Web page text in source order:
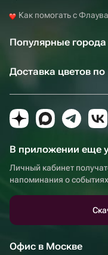
Как помогать с
Популярные города
Доставка цветов по
В приложении еще
Личный кабинет
напоминания о событиях
Офис в Москве